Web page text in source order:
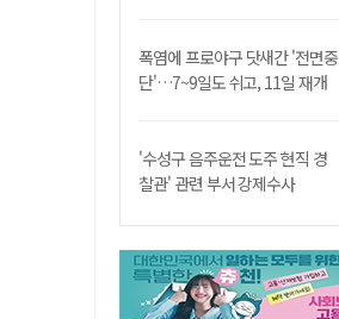
폭염에 프로야구 닷새간 '전면중
단'…7~9일도 쉬고, 11일 재개
'수성구 음주운전 도주 현직 경
찰관' 관련 부서 강제수사